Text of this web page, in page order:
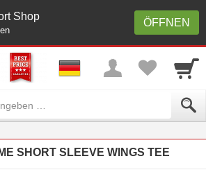
ÖFFNEN
Shop
SHORT SLEEVE WINGS TEE